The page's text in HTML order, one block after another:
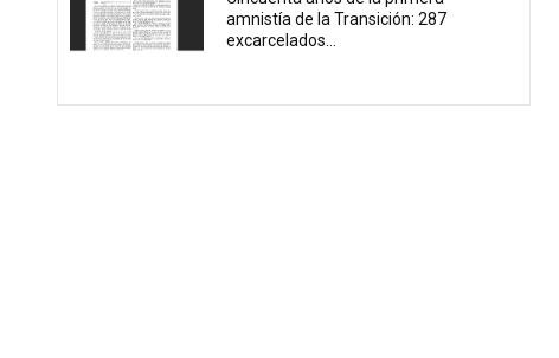
amnistía de la Transición: 287
excarcelados...